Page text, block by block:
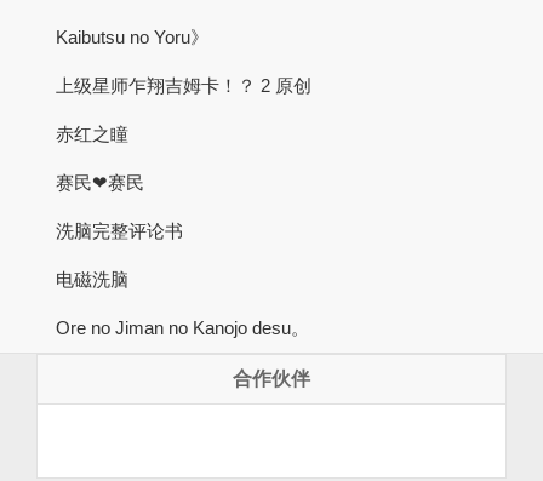
Kaibutsu no Yoru》
上级星师乍翔吉姆卡！？ 2 原创
赤红之瞳
赛民❤赛民
洗脑完整评论书
电磁洗脑
Ore no Jiman no Kanojo desu。
合作伙伴